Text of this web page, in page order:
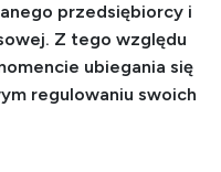
przedsiębiorcy i
Z tego względu
ubiegania się
regulowaniu swoich